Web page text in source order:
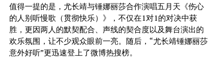
值得一提的是，尤长靖与锤娜丽莎合作演唱五月天《伤心
的人别听慢歌（贯彻快乐）》，不仅在1对1的对决中获
胜，更因两人的默契配合、声线的契合度以及舞台演出的
欢乐氛围，让不少观众眼前一亮。随后，“尤长靖锤娜丽莎
意外好听”更迅速登上了微博热搜榜。